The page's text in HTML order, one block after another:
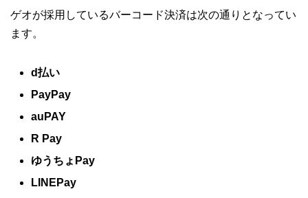
ゲオが採用しているバーコード決済は次の通りとなってい
ます。
d払い
PayPay
auPAY
R Pay
ゆうちょPay
LINEPay